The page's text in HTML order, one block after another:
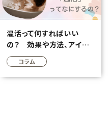
温活って何すればいい
の？ 効果や方法、アイデ
ア・注意点をくわしく解説
コラム